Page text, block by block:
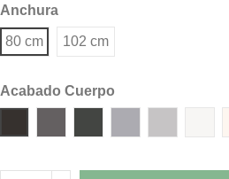
Anchura
80 cm 102 cm
Acabado Cuerpo